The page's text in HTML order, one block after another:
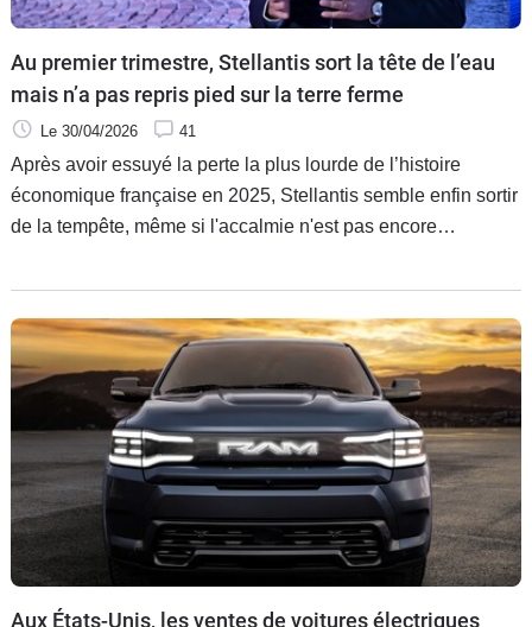
Au premier trimestre, Stellantis sort la tête de l’eau
mais n’a pas repris pied sur la terre ferme
Le 30/04/2026 41
Après avoir essuyé la perte la plus lourde de l’histoire
économique française en 2025, Stellantis semble enfin sortir
de la tempête, même si l'accalmie n'est pas encore
dollars tombé du ciel américain, le retour pragmatique aux
moteurs thermiques, le retour en grâce de Jeep et Ram et le
projet d’ouvrir les usines françaises aux constructeurs
chinois, Antonio Filosa abat ses premières cartes pour
redresser le géant
Aux États-Unis, les ventes de voitures électriques